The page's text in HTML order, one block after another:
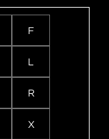
F
L
R
X